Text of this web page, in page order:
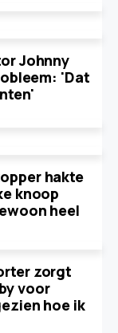
Johnny
'Dat
hakte
knoop
heel
zorgt
voor
hoe ik